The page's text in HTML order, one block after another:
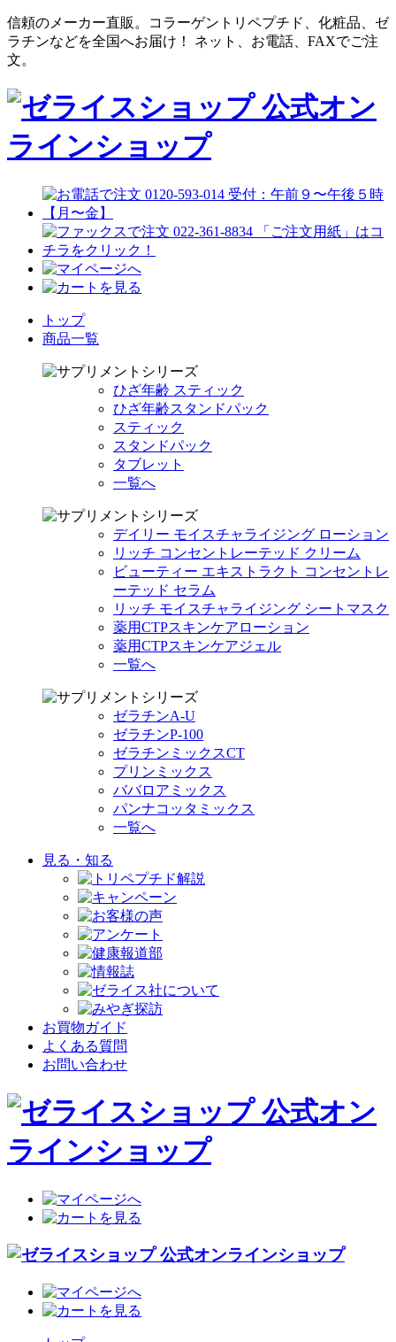
信頼のメーカー直販。コラーゲントリペプチド、化粧品、ゼ
ラチンなどを全国へお届け！ ネット、お電話、FAXでご注
文。
トップ
商品一覧
ひざ年齢 スティック
ひざ年齢スタンドパック
スティック
スタンドパック
タブレット
一覧へ
デイリー モイスチャライジング ローション
リッチ コンセントレーテッド クリーム
ビューティー エキストラクト コンセントレ
ーテッド セラム
リッチ モイスチャライジング シートマスク
薬用CTPスキンケアローション
薬用CTPスキンケアジェル
一覧へ
ゼラチンA-U
ゼラチンP-100
ゼラチンミックスCT
プリンミックス
ババロアミックス
パンナコッタミックス
一覧へ
見る・知る
お買物ガイド
よくある質問
お問い合わせ